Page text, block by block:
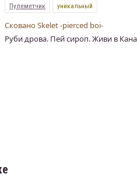
Пулеметчик уникальный
Сковано Skelet -pierced boi-
Руби дрова. Пей сироп. Живи в